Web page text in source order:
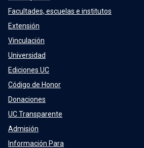
Facultades, escuelas e institutos
Extensión
Vinculación
Universidad
Ediciones UC
Código de Honor
Donaciones
UC Transparente
Admisión
Información Para